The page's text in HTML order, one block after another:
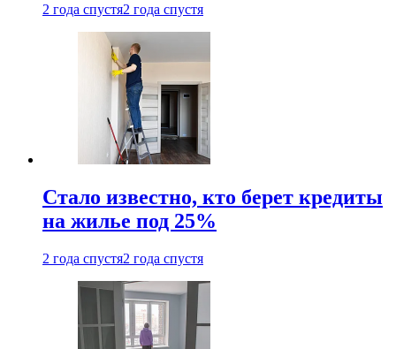
2 года спустя2 года спустя
Стало известно, кто берет кредиты
на жилье под 25%
2 года спустя2 года спустя